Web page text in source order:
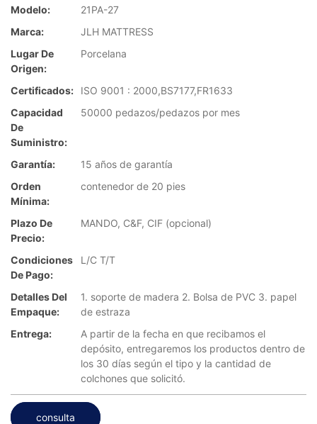
Modelo:
21PA-27
Marca:
JLH MATTRESS
Lugar De
Origen:
Porcelana
Certificados:
ISO 9001 : 2000,BS7177,FR1633
Capacidad
De
Suministro:
50000 pedazos/pedazos por mes
Garantía:
15 años de garantía
Orden
Mínima:
contenedor de 20 pies
Plazo De
Precio:
MANDO, C&F, CIF (opcional)
Condiciones
De Pago:
L/C T/T
Detalles Del
Empaque:
1. soporte de madera 2. Bolsa de PVC 3. papel
de estraza
Entrega:
A partir de la fecha en que recibamos el
depósito, entregaremos los productos dentro de
los 30 días según el tipo y la cantidad de
colchones que solicitó.
consulta